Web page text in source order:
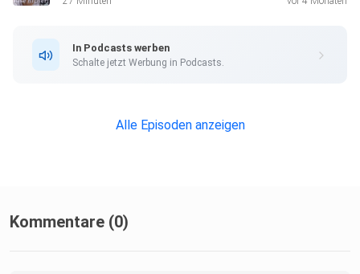
Calendly: https://calendly.com/your-reflections-
In Podcasts werben
Schalte jetzt Werbung in Podcasts.
Alle Episoden anzeigen
Kommentare (0)